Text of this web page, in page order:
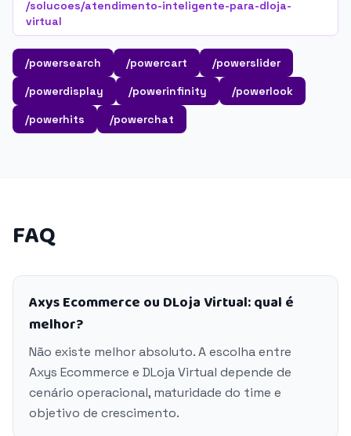
/solucoes/atendimento-inteligente-para-dloja-
virtual
/powersearch /powercart
/powerslider
/powerdisplay
/powerinfinity
/powerlook
/powerhits
/powerchat
FAQ
Axys Ecommerce ou DLoja Virtual: qual é
melhor?
Não existe melhor absoluto. A escolha entre
Axys Ecommerce e DLoja Virtual depende de
cenário operacional, maturidade do time e
objetivo de crescimento.